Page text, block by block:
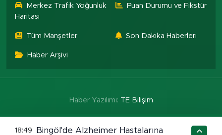
Merkez Trafik Yoğunluk
Haritası
Puan Durumu ve Fikstür
Tüm Manşetler Son Dakika Haberleri
Haber Arşivi
Haber Yazılımı: TE Bilişim
18:49 Bingöl'de Alzheimer Hastalarına